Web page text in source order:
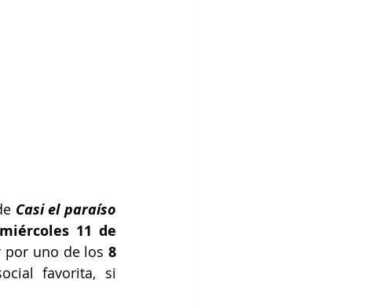
Casi el paraíso
miércoles 11 de
por uno de los 8
favorita, si